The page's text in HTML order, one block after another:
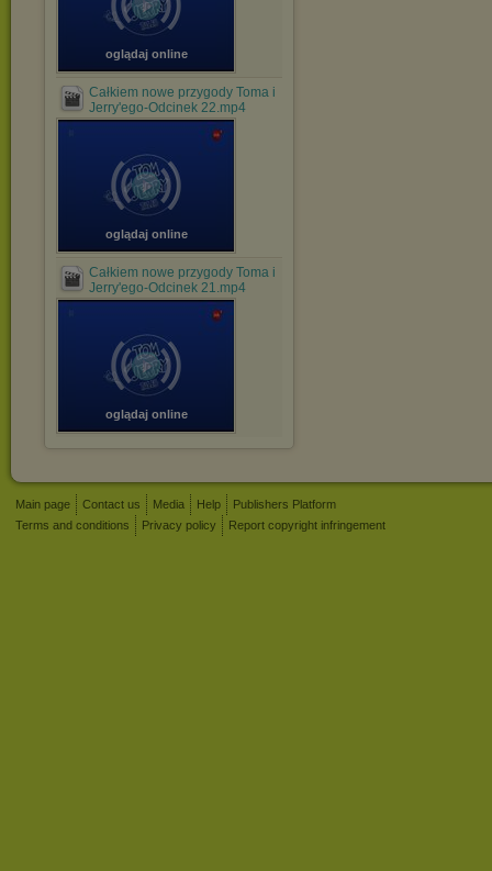
oglądaj online
Całkiem nowe przygody Toma i
Jerry'ego-Odcinek 22.mp4
oglądaj online
Całkiem nowe przygody Toma i
Jerry'ego-Odcinek 21.mp4
oglądaj online
Main page Contact us Media Help
Publishers Platform
Terms and conditions
Privacy policy Report copyright infringement